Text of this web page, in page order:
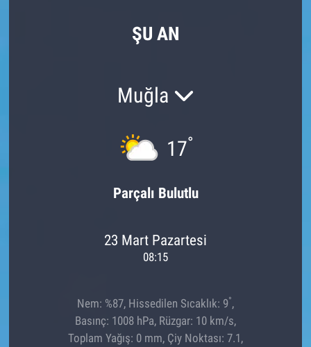
ŞU AN
Muğla
17°
Parçalı Bulutlu
23 Mart Pazartesi
08:15
Nem: %87, Hissedilen Sıcaklık: 9°,
Basınç: 1008 hPa, Rüzgar: 10 km/s,
Toplam Yağış: 0 mm, Çiy Noktası: 7.1,